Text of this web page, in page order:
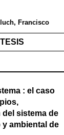
Francisco
: el caso
sistema de
ambiental de